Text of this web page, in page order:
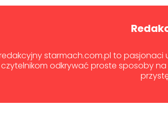
redakcyjny starmach.com.pl to
odkrywać proste sposoby